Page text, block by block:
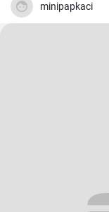
minipapkaci